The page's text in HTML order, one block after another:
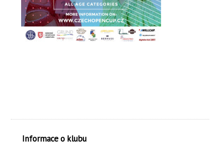
Informace o klubu